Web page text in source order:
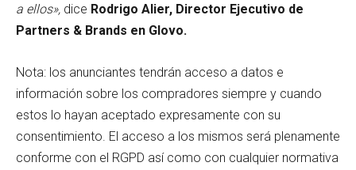
a ellos», dice Rodrigo Alier, Director Ejecutivo de
Partners & Brands en Glovo.
Nota: los anunciantes tendrán acceso a datos e
información sobre los compradores siempre y cuando
estos lo hayan aceptado expresamente con su
consentimiento. El acceso a los mismos será plenamente
conforme con el RGPD así como con cualquier normativa